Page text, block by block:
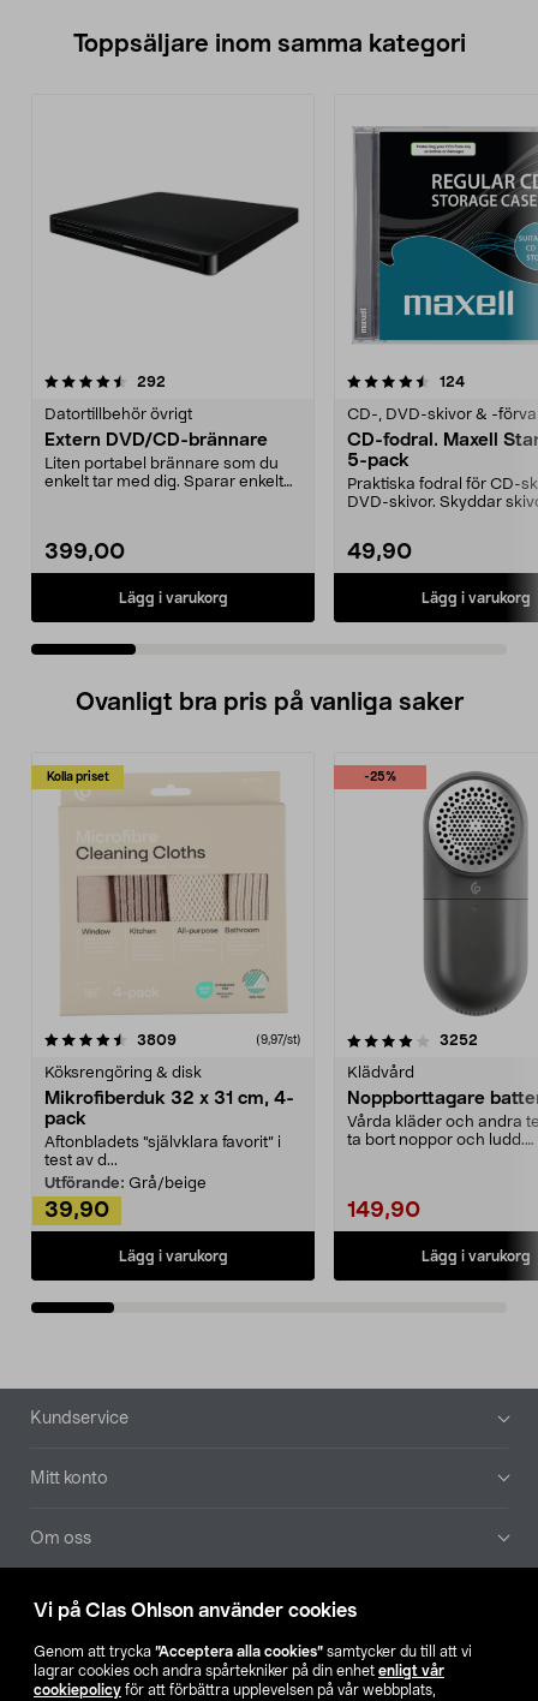
Vi på Clas Ohlson använder cookies
Genom att trycka ”Acceptera alla cookies” samtycker du till att vi
lagrar cookies och andra spårtekniker på din enhet enligt vår
cookiepolicy för att förbättra upplevelsen på vår webbplats,
Toppsäljare inom samma kategori
292
Datortillbehör övrigt
Extern DVD/CD-brännare
Liten portabel brännare som du
enkelt tar med dig. Sparar enkelt
399,00
Lägg i varukorg
4.5 av 5 stjärnor 124
CD-, DVD-skivor & -
CD-fodral. Maxell
5-pack
Praktiska fodral för CD-
DVD-skivor. Skyddar
49,90
Lägg i varukorg
4.5 av 5 stjärnor
Ovanligt bra pris på vanliga saker
Kolla priset
3809recensioner (9,97/st)
Köksrengöring & disk
Mikrofiberduk 32 x 31 cm, 4-
pack
Aftonbladets "självklara favorit” i
test av d...
Utförande: Grå/beige
39,90
Lägg i varukorg
-25%
4.0av 5 stjärnor 3252
Klädvård
Noppborttagare
Vårda kläder och andra
ta bort noppor och ludd.
149,90
Lägg i varukorg
4.5av 5 stjärnor
Sidfot
Kundservice
Mitt konto
Om oss
Aktuellt
Våra bolag